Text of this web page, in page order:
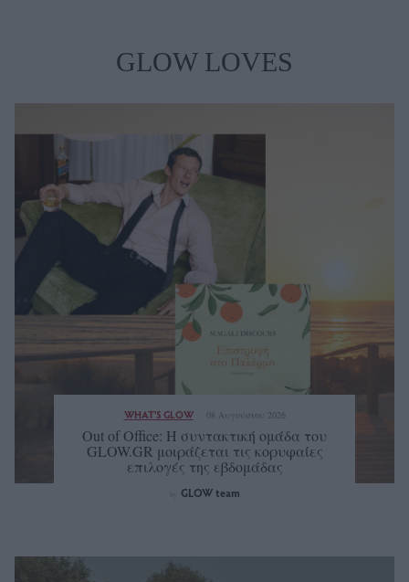
GLOW LOVES
WHAT'S GLOW 08 Αυγούστου 2026
Out of Office: Η συντακτική ομάδα του
GLOW.GR μοιράζεται τις κορυφαίες
επιλογές της εβδομάδας
GLOW team